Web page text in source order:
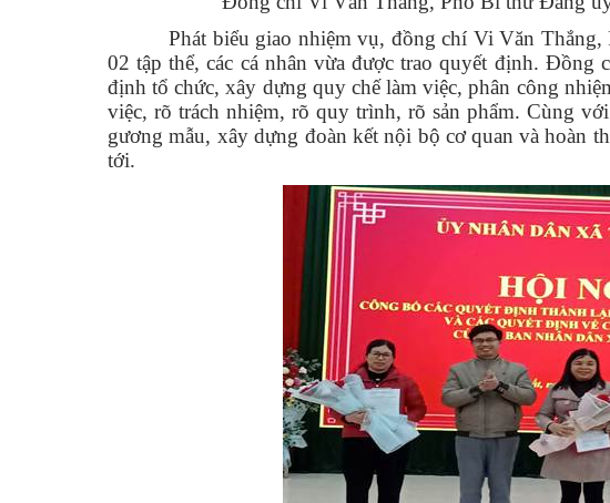
Phát biểu giao nhiệm vụ, đồng chí Vi Văn Thắng,
02 tập thể, các cá nhân vừa được trao quyết định.
định tổ chức, xây dựng quy chế làm việc, phân công
việc, rõ trách nhiệm, rõ quy trình, rõ sản phẩm. Cùng
gương mẫu, xây dựng đoàn kết nội bộ cơ quan và hoàn
tới.